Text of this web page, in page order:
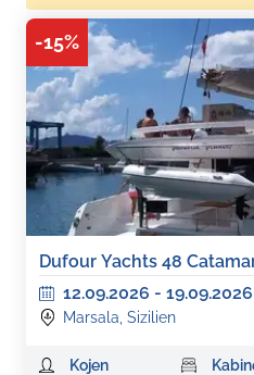
-15%
Dufour Yachts 48
12.09.2026 - 19.09.2026
Marsala, Sizilien
Kojen